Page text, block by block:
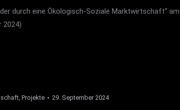
durch eine Ökologisch-Soziale Marktwirtschaft“ am
2024)
, Projekte 29. September 2024